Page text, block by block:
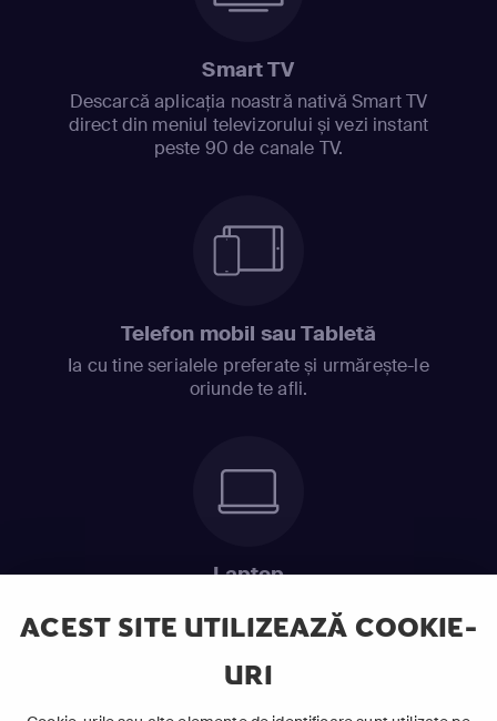
ACEST SITE UTILIZEAZĂ COOKIE-
URI
Smart TV
Descarcă aplicația noastră nativă Smart TV
direct din meniul televizorului și vezi instant
peste 90 de canale TV.
Telefon mobil sau Tabletă
Ia cu tine serialele preferate și urmărește-le
oriunde te afli.
Laptop
ABONEAZĂ-TE ACUM